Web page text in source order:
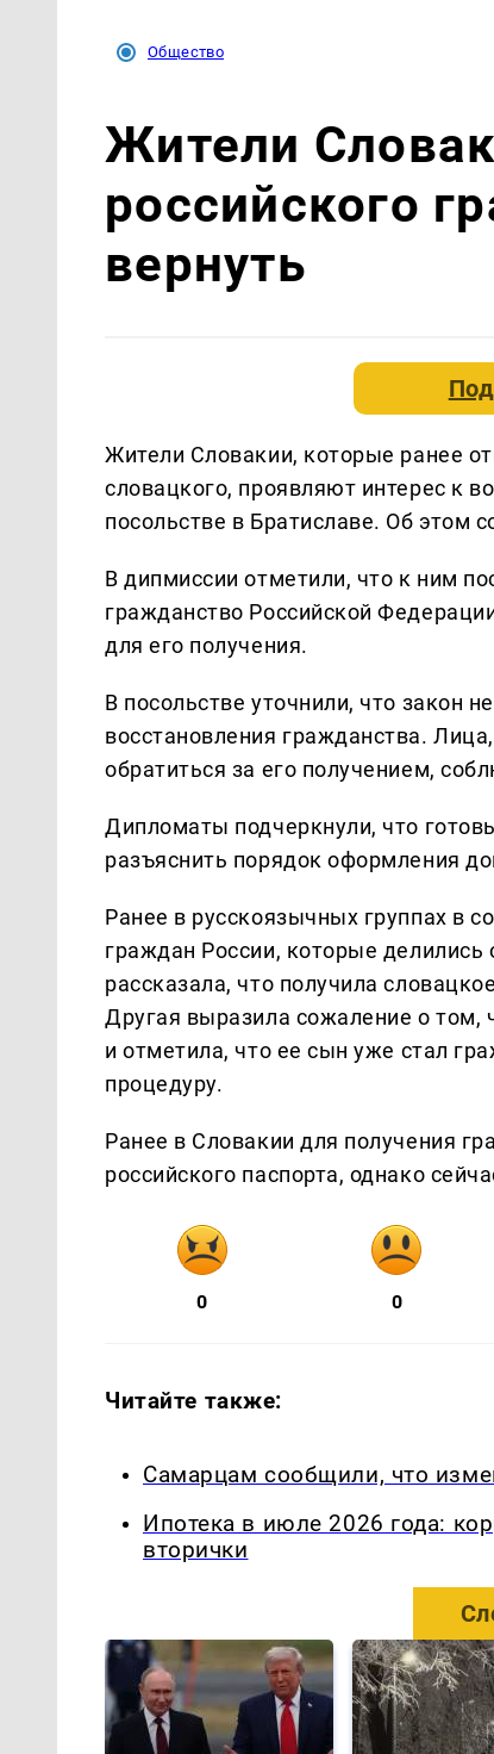
Общество
Жители
российского
вернуть
Жители Словакии, которые ранее
словацкого, проявляют интерес к
посольстве в Братиславе. Об этом
В дипмиссии отметили, что к ним
гражданство Российской
для его получения.
В посольстве уточнили, что закон
восстановления гражданства.
обратиться за его получением,
Дипломаты подчеркнули, что
разъяснить порядок оформления
Ранее в русскоязычных группах в
граждан России, которые
рассказала, что получила
Другая выразила сожаление о том,
и отметила, что ее сын уже стал
процедуру.
Ранее в Словакии для получения
российского паспорта, однако
0 0
Читайте также:
Самарцам сообщили, что
Ипотека в июле 2026 года:
вторички